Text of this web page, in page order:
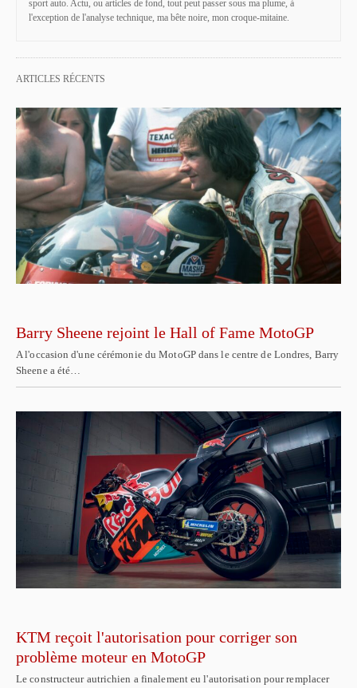
sport auto. Actu, ou articles de fond, tout peut passer sous ma plume, à
l'exception de l'analyse technique, ma bête noire, mon croque-mitaine.
ARTICLES RÉCENTS
Barry Sheene rejoint le Hall of Fame MotoGP
A l'occasion d'une cérémonie du MotoGP dans le centre de Londres, Barry
Sheene a été…
KTM reçoit l'autorisation pour corriger son
problème moteur en MotoGP
Le constructeur autrichien a finalement eu l'autorisation pour remplacer